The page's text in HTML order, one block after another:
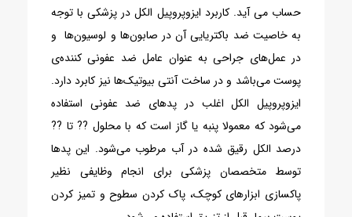
حساب می آید. کاربرد ایزوپروپیل الکل در پزشکی با توجه
به خاصیت ضد باکتریایی آن در صابون‌ها و لوسیون‌ها و
در عمل‌های جراحی به عنوان عامل ضد عفونی کننده‌ی
پوست می‌باشد و در ساخت آنتی بیوتیک‌ها نیز کابرد دارد.
ایزوپروپیل الکل اغلب در پدهای ضد عفونی استفاده
می‌شود که معمولا پنبه یا گاز است که با محلول ?? تا ??
درصد الکل رقیق شده در آب مرطوب می‌شود. این پدها
توسط متخصصان پزشکی برای انجام وظایفی نظیر
پاکسازی ابزارهای کوچک، پاک کردن سطوح و تمیز کردن